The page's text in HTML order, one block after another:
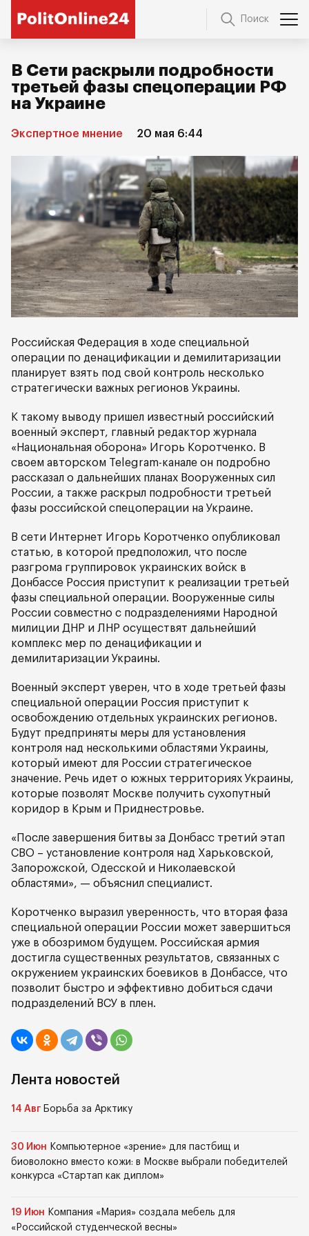
Поиск
В Сети раскрыли подробности
третьей фазы спецоперации РФ
на Украине
Экспертное мнение 20 мая 6:44
Российская Федерация в ходе специальной
операции по денацификации и демилитаризации
планирует взять под свой контроль несколько
стратегически важных регионов Украины.
К такому выводу пришел известный российский
военный эксперт, главный редактор журнала
«Национальная оборона» Игорь Коротченко. В
своем авторском Telegram-канале он подробно
рассказал о дальнейших планах Вооруженных сил
России, а также раскрыл подробности третьей
фазы российской спецоперации на Украине.
В сети Интернет Игорь Коротченко опубликовал
статью, в которой предположил, что после
разгрома группировок украинских войск в
Донбассе Россия приступит к реализации третьей
фазы специальной операции. Вооруженные силы
России совместно с подразделениями Народной
милиции ДНР и ЛНР осуществят дальнейший
комплекс мер по денацификации и
демилитаризации Украины.
Военный эксперт уверен, что в ходе третьей фазы
специальной операции Россия приступит к
освобождению отдельных украинских регионов.
Будут предприняты меры для установления
контроля над несколькими областями Украины,
который имеют для России стратегическое
значение. Речь идет о южных территориях Украины,
которые позволят Москве получить сухопутный
коридор в Крым и Приднестровье.
«После завершения битвы за Донбасс третий этап
СВО – установление контроля над Харьковской,
Запорожской, Одесской и Николаевской
областями», — объяснил специалист.
Коротченко выразил уверенность, что вторая фаза
специальной операции России может завершиться
уже в обозримом будущем. Российская армия
достигла существенных результатов, связанных с
окружением украинских боевиков в Донбассе, что
позволит быстро и эффективно добиться сдачи
подразделений ВСУ в плен.
Лента новостей
14 Авг Борьба за Арктику
30 Июн Компьютерное «зрение» для пастбищ и
биоволокно вместо кожи: в Москве выбрали победителей
конкурса «Стартап как диплом»
19 Июн Компания «Мария» создала мебель для
«Российской студенческой весны»